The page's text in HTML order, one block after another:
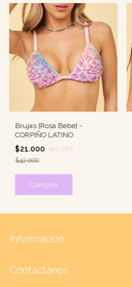
Brujas [Rosa Bebe] -
CORPIÑO LATINO
$21.000 -50% OFF
$42.000
Comprar
Información
Contactános